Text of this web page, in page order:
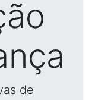
de